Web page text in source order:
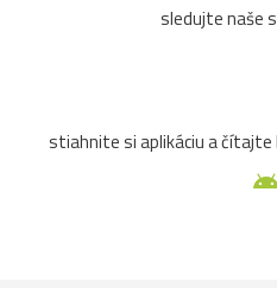
sledujte naše
stiahnite si aplikáciu a čítajte